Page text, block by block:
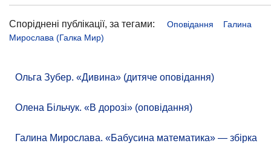
Споріднені публікації, за тегами: Оповідання
Галина
Мирослава (Галка Мир)
Ольга Зубер. «Дивина» (дитяче оповідання)
Олена Більчук. «В дорозі» (оповідання)
Галина Мирослава. «Бабусина математика» — збірка